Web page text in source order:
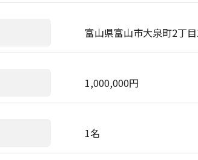
富山県富山市大泉町2丁
1,000,000円
1名